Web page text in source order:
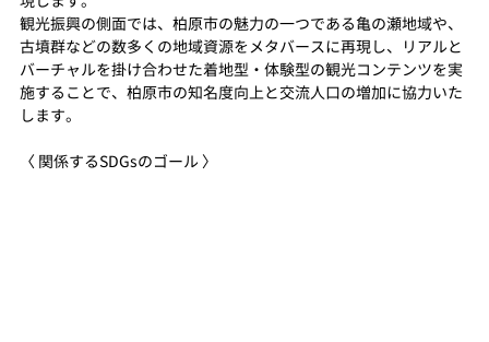
観光振興の側面では、柏原市の魅力の一つである亀の瀬地域や、
古墳群などの数多くの地域資源をメタバースに再現し、リアルと
バーチャルを掛け合わせた着地型・体験型の観光コンテンツを実
施することで、柏原市の知名度向上と交流人口の増加に協力いた
します。
〈 関係するSDGsのゴール 〉